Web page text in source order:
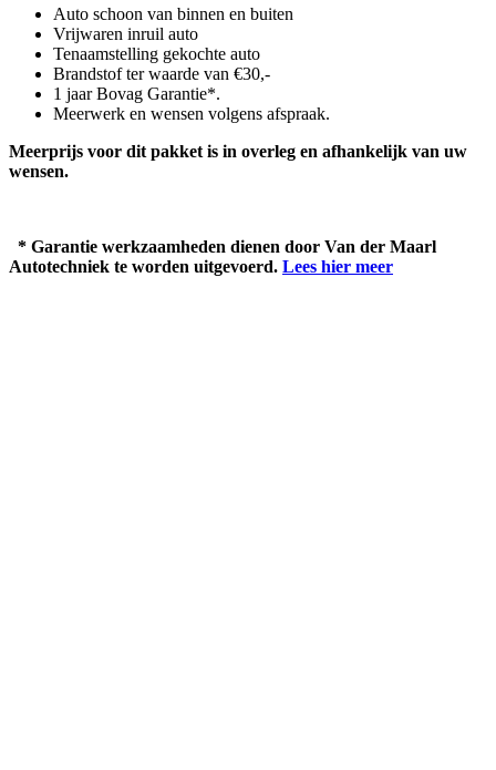
Auto schoon van binnen en buiten
Vrijwaren inruil auto
Tenaamstelling gekochte auto
Brandstof ter waarde van €30,-
1 jaar Bovag Garantie*.
Meerwerk en wensen volgens afspraak.
Meerprijs voor dit pakket is in overleg en afhankelijk van uw
wensen.
* Garantie werkzaamheden dienen door Van der Maarl
Autotechniek te worden uitgevoerd. Lees hier meer